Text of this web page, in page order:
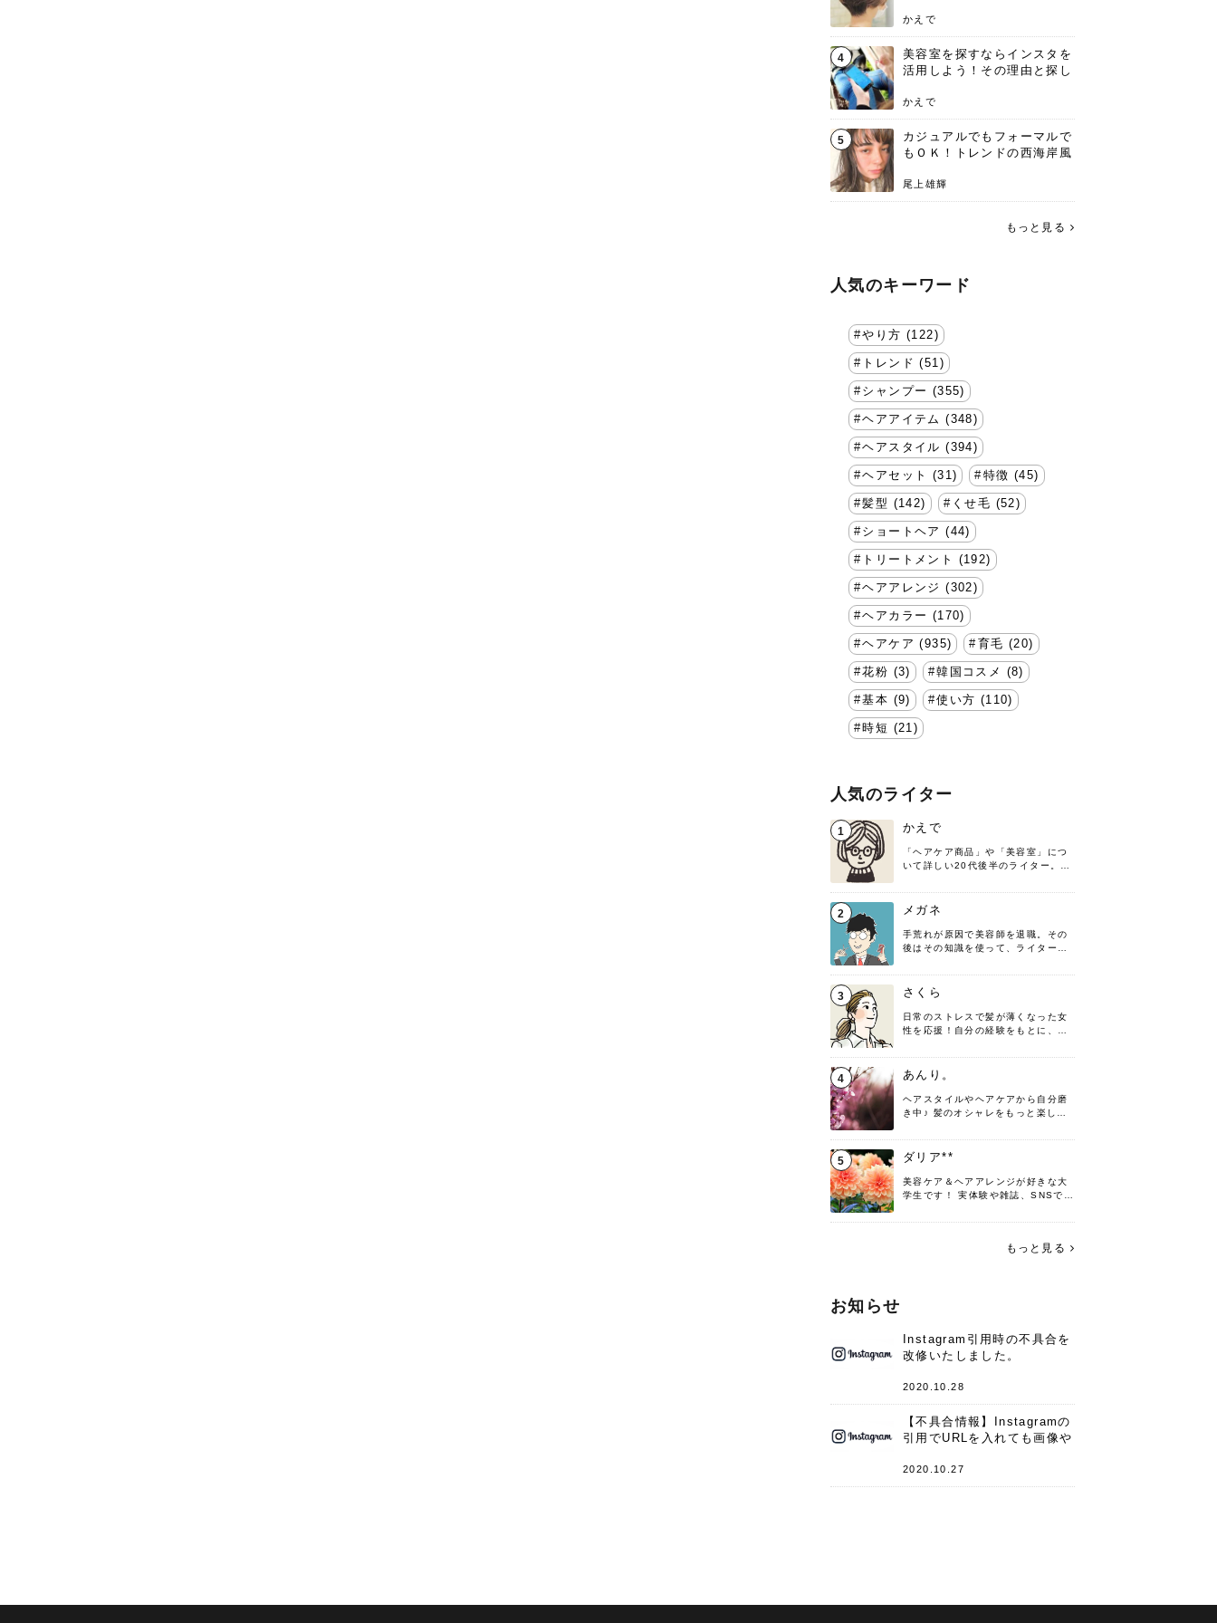
かえで
4
美容室を探すならインスタを
活用しよう！その理由と探し
かえで
5
カジュアルでもフォーマルで
もＯＫ！トレンドの西海岸風
尾上雄輝
もっと見る
人気のキーワード
やり方 (122)
トレンド (51)
シャンプー (355)
ヘアアイテム (348)
ヘアスタイル (394)
ヘアセット (31) 特徴 (45)
髪型 (142) くせ毛 (52)
ショートヘア (44)
トリートメント (192)
ヘアアレンジ (302)
ヘアカラー (170)
ヘアケア (935) 育毛 (20)
花粉 (3) 韓国コスメ (8)
基本 (9) 使い方 (110)
時短 (21)
人気のライター
1 かえで
「ヘアケア商品」や「美容室」につ
いて詳しい20代後半のライター。楽
す！
2 メガネ
手荒れが原因で美容師を退職。その
後はその知識を使って、ライターと
髪の知識をわかりやすく紹介しま
す！
3 さくら
日常のストレスで髪が薄くなった女
性を応援！自分の経験をもとに、執
4 あんり。
ヘアスタイルやヘアケアから自分磨
き中♪ 髪のオシャレをもっと楽しめ
♡ 役立つ情報をお届けできるように
頑張ります！よろしくお願いしま
5 ダリア**
美容ケア＆ヘアアレンジが好きな大
学生です！ 実体験や雑誌、SNSで知
す。 これからよろしくお願いします
もっと見る
お知らせ
Instagram引用時の不具合を
改修いたしました。
2020.10.28
【不具合情報】Instagramの
引用でURLを入れても画像や
件
2020.10.27